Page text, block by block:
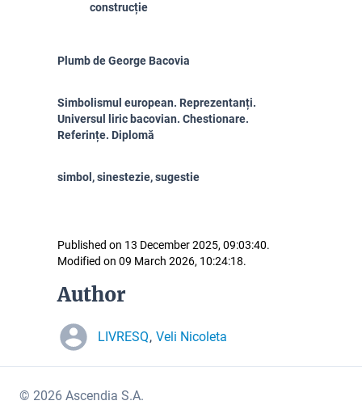
construcție
Plumb de George Bacovia
Simbolismul european. Reprezentanți.
Universul liric bacovian. Chestionare.
Referințe. Diplomă
simbol, sinestezie, sugestie
Published on 13 December 2025, 09:03:40.
Modified on 09 March 2026, 10:24:18.
Author
LIVRESQ, Veli Nicoleta
© 2026 Ascendia S.A.